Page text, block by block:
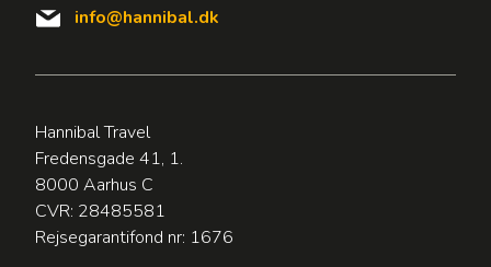
info@hannibal.dk
Hannibal Travel
Fredensgade 41, 1.
8000 Aarhus C
CVR: 28485581
Rejsegarantifond nr: 1676